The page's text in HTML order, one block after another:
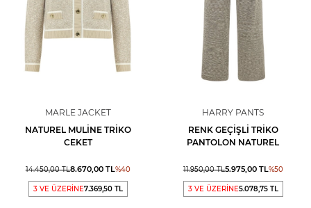
MARLE JACKET
NATUREL MULINE TRIKO
CEKET
14.450,00TL8.670,00TL%40
3 VE ÜZERİNE7.369,50 TL
HARRY PANTS
RENK GEÇIŞLI TRIKO
PANTOLON NATUREL
11.950,00TL5.975,00TL%50
3 VE ÜZERİNE5.078,75 TL